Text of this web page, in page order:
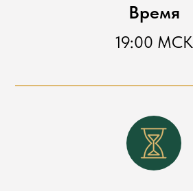
Время
19:00 МСК